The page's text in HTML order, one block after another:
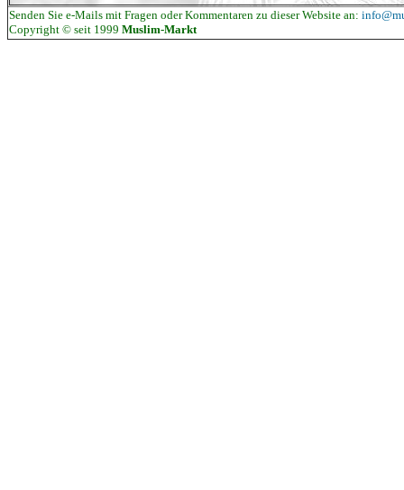
Senden Sie e-Mails mit Fragen oder Kommentaren zu dieser Website an:
Copyright © seit 1999 Muslim-Markt